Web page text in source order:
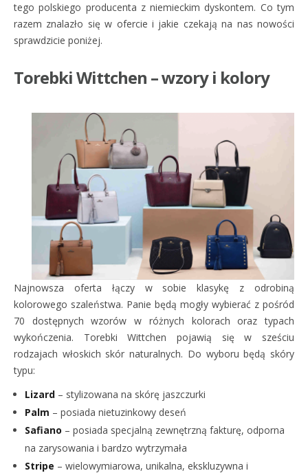
tego polskiego producenta z niemieckim dyskontem. Co tym
razem znalazło się w ofercie i jakie czekają na nas nowości
sprawdzicie poniżej.
Torebki Wittchen – wzory i kolory
Najnowsza oferta łączy w sobie klasykę z odrobiną
kolorowego szaleństwa. Panie będą mogły wybierać z pośród
70 dostępnych wzorów w różnych kolorach oraz typach
wykończenia. Torebki Wittchen pojawią się w sześciu
rodzajach włoskich skór naturalnych. Do wyboru będą skóry
typu:
Lizard – stylizowana na skórę jaszczurki
Palm – posiada nietuzinkowy deseń
Safiano – posiada specjalną zewnętrzną fakturę, odporna
na zarysowania i bardzo wytrzymała
Stripe – wielowymiarowa, unikalna, ekskluzywna i